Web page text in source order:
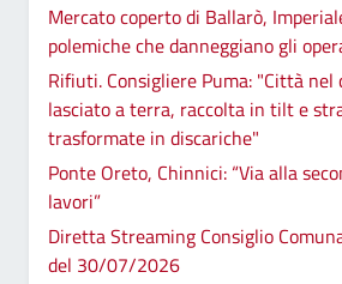
Mercato coperto di Ballarò,
polemiche che danneggiano gli
Rifiuti. Consigliere Puma: "Città nel
lasciato a terra, raccolta in tilt e
trasformate in discariche"
Ponte Oreto, Chinnici: “Via alla
lavori”
Diretta Streaming Consiglio
del 30/07/2026